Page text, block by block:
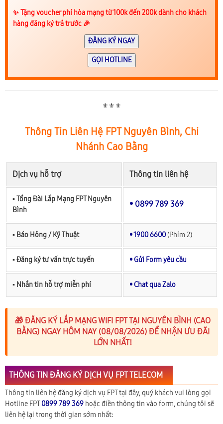
✨️ Tặng voucher phí hòa mạng từ 100k đến 200k dành cho khách
hàng đăng ký trả trước 🎉
ĐĂNG KÝ NGAY
GỌI HOTLINE
⚜️⚜️⚜️
Thông Tin Liên Hệ FPT Nguyên Bình, Chi
Nhánh Cao Bằng
Dịch vụ hỗ trợ Thông tin liên hệ
▪︎ Tổng Đài Lắp Mạng FPT Nguyên
Bình
• 0899 789 369
▪︎ Báo Hỏng / Kỹ Thuật • 1900 6600 (Phím 2)
▪︎ Đăng ký tư vấn trực tuyến • Gửi Form yêu cầu
▪︎ Nhắn tin hỗ trợ miễn phí • Chat qua Zalo
🎁 ĐĂNG KÝ LẮP MẠNG WIFI FPT TẠI NGUYÊN BÌNH (CAO
BẰNG) NGAY HÔM NAY (08/08/2026) ĐỂ NHẬN ƯU ĐÃI
LỚN NHẤT!
THÔNG TIN ĐĂNG KÝ DỊCH VỤ FPT TELECOM
Thông tin liên hệ đăng ký dịch vụ FPT tại đây, quý khách vui lòng gọi
Hotline FPT0899 789 369 hoặc điền thông tin vào form, chúng tôi sẽ
liên hệ lại trong thời gian sớm nhất: